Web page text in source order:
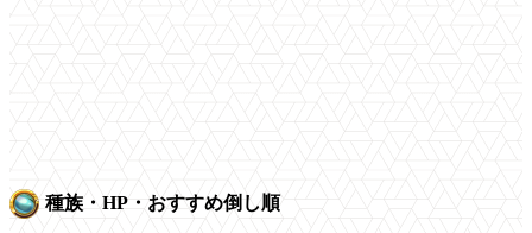
種族・HP・おすすめ倒し順